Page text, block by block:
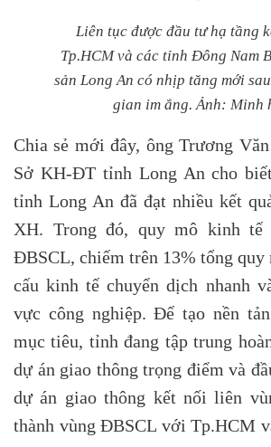
Liên tục được đầu tư hạ tầng
Tp.HCM và các tỉnh Đông Nam
sản Long An có nhịp tăng mới
gian im ắng. Ảnh: Minh
Chia sẻ mới đây, ông Trương
Sở KH-ĐT tỉnh Long An cho
tỉnh Long An đã đạt nhiều kết
XH. Trong đó, quy mô kinh tế
ĐBSCL, chiếm trên 13% tổng quy
cấu kinh tế chuyển dịch nhanh
vực công nghiệp. Để tạo nền
mục tiêu, tỉnh đang tập trung
dự án giao thông trọng điểm và
dự án giao thông kết nối liên
thành vùng ĐBSCL với Tp.HCM